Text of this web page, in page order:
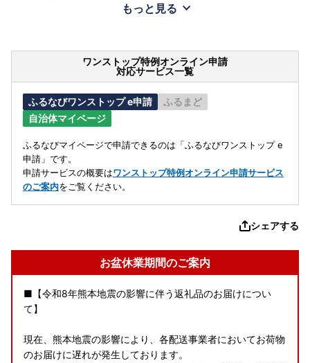
もっと見る
ワンストップ特例オンライン申請
対応サービス一覧
ふるなびワンストップ e申請
ふるまど
自治体マイページ
ふるなびマイページで申請できるのは「ふるなびワンストップ e
申請」です。
申請サービスの概要はワンストップ特例オンライン申請サービス
のご案内をご覧ください。
シェアする
お盆休業期間のご案内
■【令和8年熊本地震の影響に伴う返礼品のお届けについ
て】
現在、熊本地震の影響により、各配送事業者においてお荷物
のお届けに遅れが発生しております。